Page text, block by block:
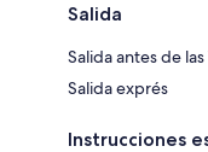
Salida
Salida antes de
Salida exprés
Instrucciones